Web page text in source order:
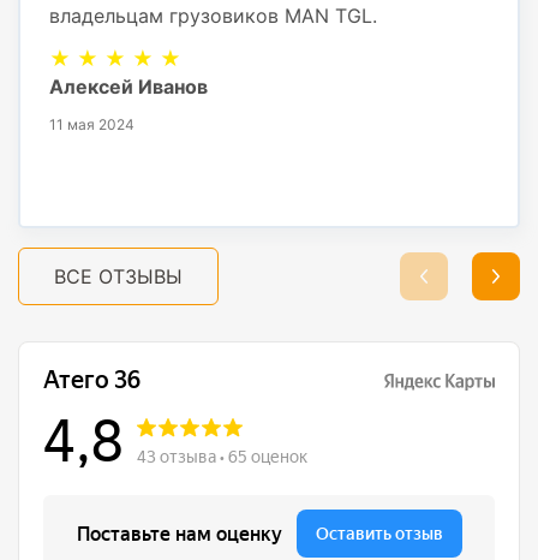
владельцам грузовиков MAN TGL.
★ ★ ★ ★ ★
Алексей Иванов
11 мая 2024
ВСЕ ОТЗЫВЫ